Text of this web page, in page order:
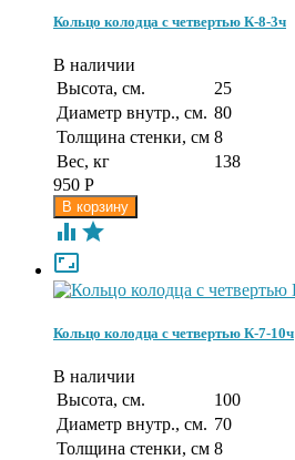
Кольцо колодца с четвертью К-8-3ч
В наличии
Высота, см.
25
Диаметр внутр., см. 80
Толщина стенки, см 8
Вес, кг
138
950 Р
 

Кольцо колодца с четвертью К-7-10ч
В наличии
Высота, см.
100
Диаметр внутр., см. 70
Толщина стенки, см 8